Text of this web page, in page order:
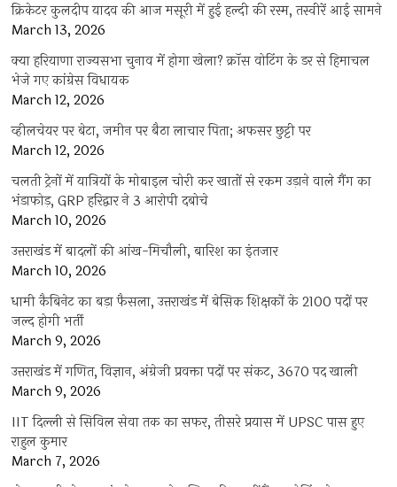
क्रिकेटर कुलदीप यादव की आज मसूरी में हुई हल्दी की रस्म, तस्वीरें आई सामने
March 13, 2026
क्या हरियाणा राज्यसभा चुनाव में होगा खेला? क्रॉस वोटिंग के डर से हिमाचल
भेजे गए कांग्रेस विधायक
March 12, 2026
व्हीलचेयर पर बेटा, जमीन पर बैठा लाचार पिता; अफसर छुट्टी पर
March 12, 2026
चलती ट्रेनों में यात्रियों के मोबाइल चोरी कर खातों से रकम उड़ाने वाले गैंग का
भंडाफोड़, GRP हरिद्वार ने 3 आरोपी दबोचे
March 10, 2026
उत्तराखंड में बादलों की आंख-मिचौली, बारिश का इंतजार
March 10, 2026
धामी कैबिनेट का बड़ा फैसला, उत्तराखंड में बेसिक शिक्षकों के 2100 पदों पर
जल्द होगी भर्ती
March 9, 2026
उत्तराखंड में गणित, विज्ञान, अंग्रेजी प्रवक्ता पदों पर संकट, 3670 पद खाली
March 9, 2026
IIT दिल्ली से सिविल सेवा तक का सफर, तीसरे प्रयास में UPSC पास हुए
राहुल कुमार
March 7, 2026